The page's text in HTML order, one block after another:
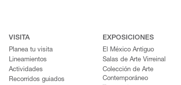
VISITA
Planea tu visita
Lineamientos
Actividades
Recorridos guiados
EXPOSICIONES
El México Antiguo
Salas de Arte Virreinal
Colección de Arte
Contemporáneo